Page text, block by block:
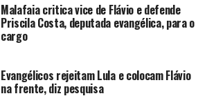
Malafaia critica vice de Flávio e defende
Priscila Costa, deputada evangélica, para o
cargo
Evangélicos rejeitam Lula e colocam Flávio
na frente, diz pesquisa